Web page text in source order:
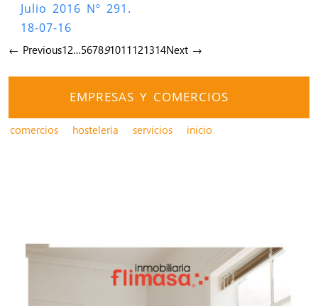
Julio 2016 Nº 291.
18-07-16
← Previous12…567891011121314Next →
EMPRESAS Y COMERCIOS
comercios hostelería servicios inicio